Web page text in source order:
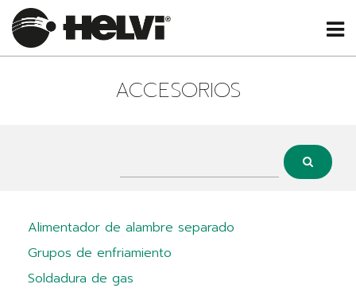
ACCESORIOS
Alimentador de alambre separado
Grupos de enfriamiento
Soldadura de gas